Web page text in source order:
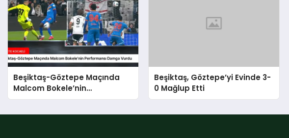
Beşiktaş-Göztepe Maçında
Malcom Bokele’nin
Performansı Damga Vurdu
Beşiktaş, Göztepe’yi Evinde 3-
0 Mağlup Etti